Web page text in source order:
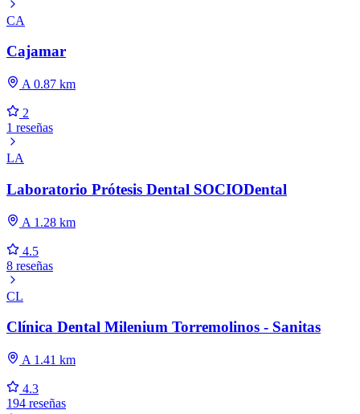
CA
Cajamar
A 0.87 km
2
1 reseñas
LA
Laboratorio Prótesis Dental SOCIODental
A 1.28 km
4.5
8 reseñas
CL
Clínica Dental Milenium Torremolinos - Sanitas
A 1.41 km
4.3
194 reseñas